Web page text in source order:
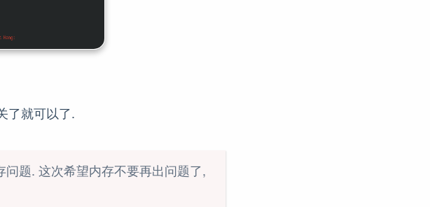
了就可以了.
题. 这次希望内存不要再出问题了,